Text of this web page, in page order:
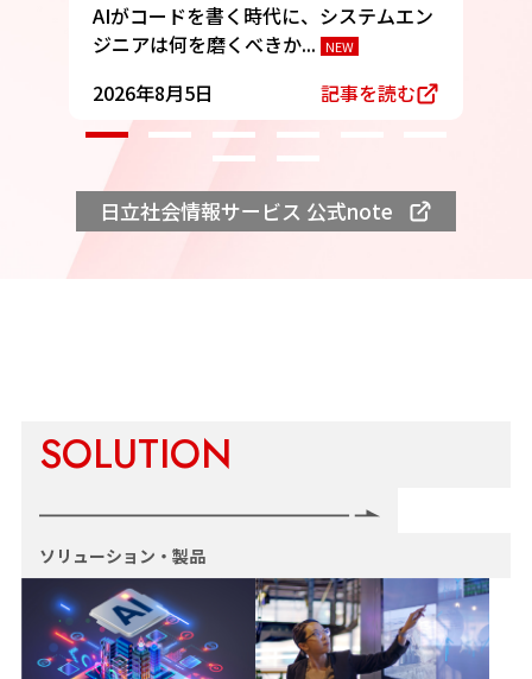
AIがコードを書く時代に、システムエン
ジニアは何を磨くべきか... NEW
2026年8月5日 記事を読む
日立社会情報サービス 公式note
新しいウィンドウで開きます
SOLUTION
ソリューション・製品